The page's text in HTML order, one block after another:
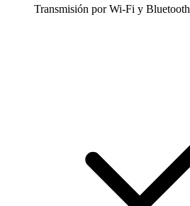
Transmisión por Wi-Fi y Bluetooth